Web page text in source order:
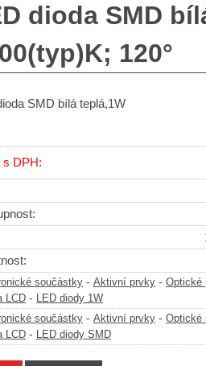
dioda SMD
120°
SMD bílá teplá,1W
s DPH:
součástky - Aktivní prvky - Optické
LCD - LED diody 1W
součástky - Aktivní prvky - Optické
LCD - LED diody SMD